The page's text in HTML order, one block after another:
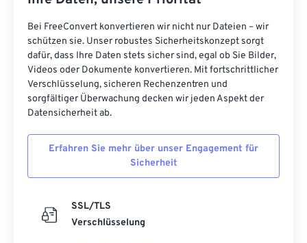
Bei FreeConvert konvertieren wir nicht nur Dateien – wir
schützen sie. Unser robustes Sicherheitskonzept sorgt
dafür, dass Ihre Daten stets sicher sind, egal ob Sie Bilder,
Videos oder Dokumente konvertieren. Mit fortschrittlicher
Verschlüsselung, sicheren Rechenzentren und
sorgfältiger Überwachung decken wir jeden Aspekt der
Datensicherheit ab.
Erfahren Sie mehr über unser Engagement für
Sicherheit
SSL/TLS
Verschlüsselung